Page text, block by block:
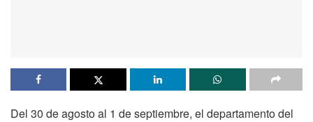
Del 30 de agosto al 1 de septiembre, el departamento del